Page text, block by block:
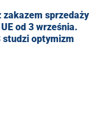
zakazem sprzedaży
od 3 września.
studzi optymizm